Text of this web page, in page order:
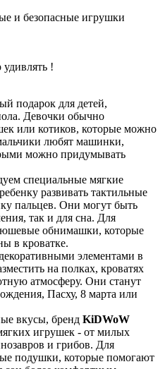
и безопасные игрушки
!
подарок для детей,
Девочки обычно
или котиков, которые можно
любят машинки,
можно придумывать
специальные мягкие
развивать тактильные
пальцев. Они могут быть
так и для сна. Для
обнимашки, которые
в кроватке.
элементами в
на полках, кроватях
атмосферу. Они станут
Пасху, 8 марта или
вкусы, бренд KiDWoW
игрушек - от милых
и грибов. Для
подушки, которые помогают